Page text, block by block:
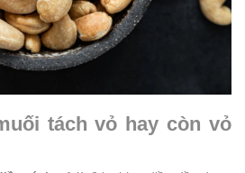
tách vỏ hay còn vỏ